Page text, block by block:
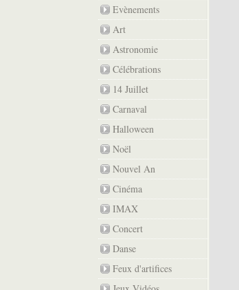
Evènements
Art
Astronomie
Célébrations
14 Juillet
Carnaval
Halloween
Noël
Nouvel An
Cinéma
IMAX
Concert
Danse
Feux d'artifices